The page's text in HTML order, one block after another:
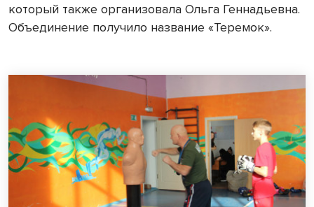
который также организовала Ольга Геннадьевна.
Объединение получило название «Теремок».